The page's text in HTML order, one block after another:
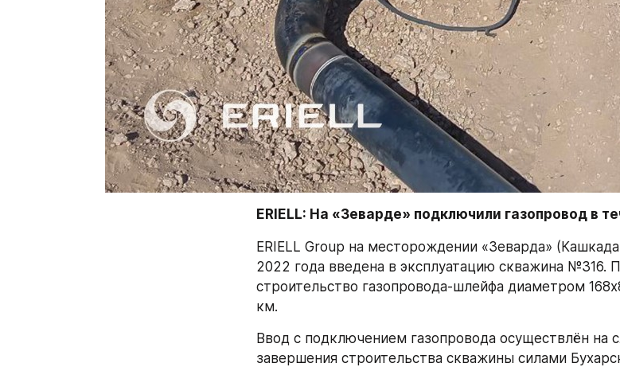
ERIELL: На «Зеварде» подключили газопровод в
ERIELL Group на месторождении «Зеварда»
2022 года введена в эксплуатацию скважина №316.
строительство газопровода-шлейфа диаметром
км.
Ввод с подключением газопровода осуществлён на
завершения строительства скважины силами